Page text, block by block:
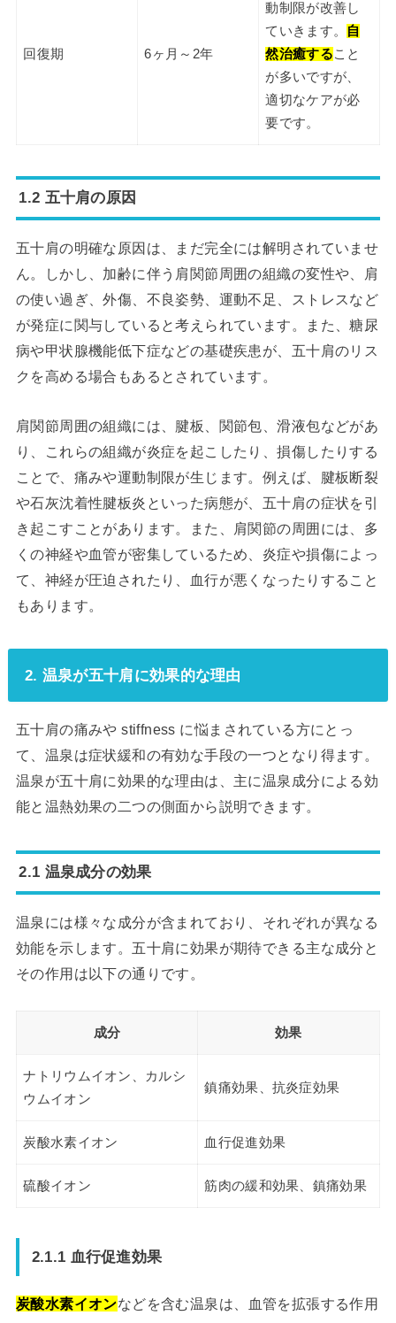
回復期 6ヶ月～2年
動制限が改善し
ていきます。
自
然治癒すること
が多いですが、
適切なケアが必
要です。
1.2 五十肩の原因
五十肩の明確な原因は、まだ完全には解明されていませ
ん。しかし、加齢に伴う肩関節周囲の組織の変性や、肩
の使い過ぎ、外傷、不良姿勢、運動不足、ストレスなど
が発症に関与していると考えられています。また、糖尿
病や甲状腺機能低下症などの基礎疾患が、五十肩のリス
クを高める場合もあるとされています。
肩関節周囲の組織には、腱板、関節包、滑液包などがあ
り、これらの組織が炎症を起こしたり、損傷したりする
ことで、痛みや運動制限が生じます。例えば、腱板断裂
や石灰沈着性腱板炎といった病態が、五十肩の症状を引
き起こすことがあります。また、肩関節の周囲には、多
くの神経や血管が密集しているため、炎症や損傷によっ
て、神経が圧迫されたり、血行が悪くなったりすること
もあります。
2. 温泉が五十肩に効果的な理由
五十肩の痛みや stiffness に悩まされている方にとっ
て、温泉は症状緩和の有効な手段の一つとなり得ます。
温泉が五十肩に効果的な理由は、主に温泉成分による効
能と温熱効果の二つの側面から説明できます。
2.1 温泉成分の効果
温泉には様々な成分が含まれており、それぞれが異なる
効能を示します。五十肩に効果が期待できる主な成分と
その作用は以下の通りです。
成分 効果
ナトリウムイオン、カルシ
ウムイオン
鎮痛効果、抗炎症効果
炭酸水素イオン 血行促進効果
硫酸イオン 筋肉の緩和効果、鎮痛効果
2.1.1 血行促進効果
炭酸水素イオンなどを含む温泉は、血管を拡張する作用